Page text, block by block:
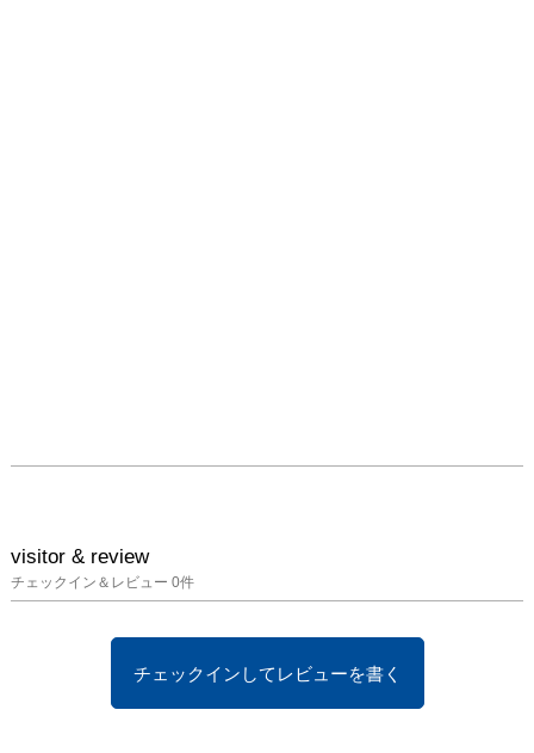
visitor & review
チェックイン＆レビュー 0件
チェックインしてレビューを書く